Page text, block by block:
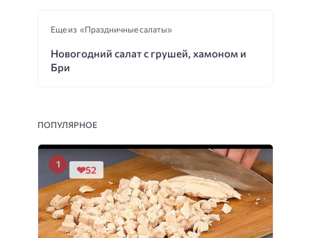
Еще из «Праздничные салаты»
Новогодний салат с грушей, хамоном и
Бри
ПОПУЛЯРНОЕ
52